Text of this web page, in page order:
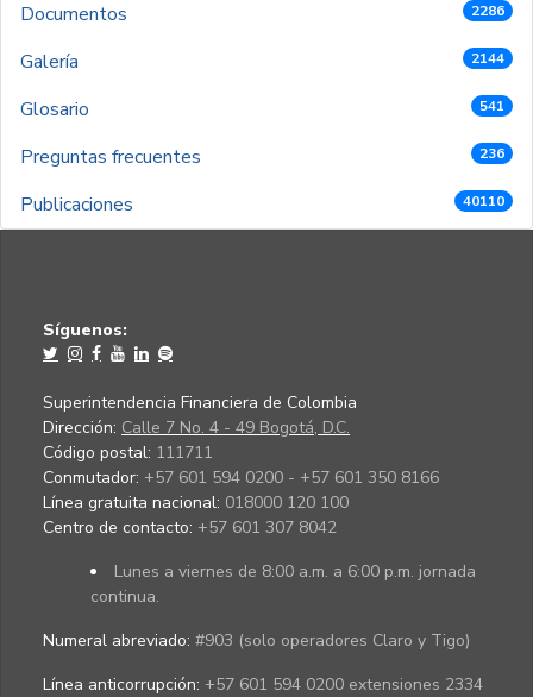
Documentos 2286
Galería 2144
Glosario 541
Preguntas frecuentes 236
Publicaciones 40110
Síguenos:
Superintendencia Financiera de Colombia
Dirección: Calle 7 No. 4 - 49 Bogotá, D.C.
Código postal: 111711
Conmutador: +57 601 594 0200 - +57 601 350 8166
Línea gratuita nacional: 018000 120 100
Centro de contacto: +57 601 307 8042
Lunes a viernes de 8:00 a.m. a 6:00 p.m. jornada
continua.
Numeral abreviado: #903 (solo operadores Claro y Tigo)
Línea anticorrupción: +57 601 594 0200 extensiones 2334